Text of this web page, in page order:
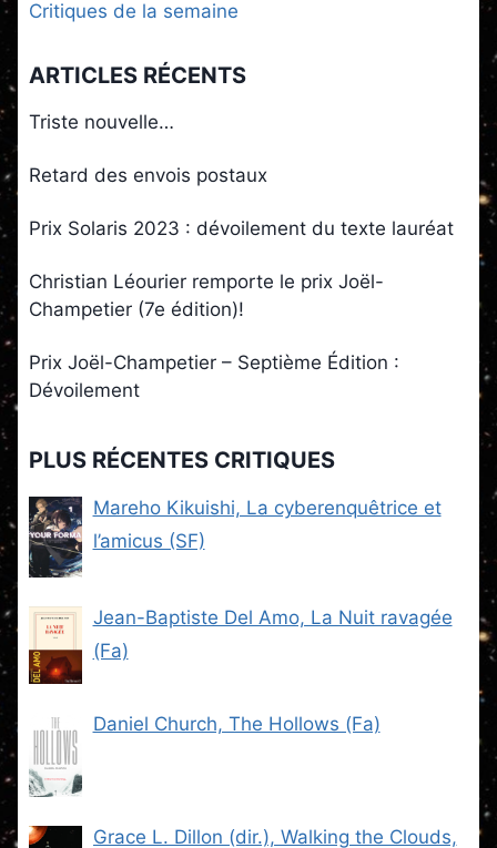
Critiques de la semaine
ARTICLES RÉCENTS
Triste nouvelle…
Retard des envois postaux
Prix Solaris 2023 : dévoilement du texte lauréat
Christian Léourier remporte le prix Joël-
Champetier (7e édition)!
Prix Joël-Champetier – Septième Édition :
Dévoilement
PLUS RÉCENTES CRITIQUES
Mareho Kikuishi, La cyberenquêtrice et
l’amicus (SF)
Jean-Baptiste Del Amo, La Nuit ravagée
(Fa)
Daniel Church, The Hollows (Fa)
Grace L. Dillon (dir.), Walking the Clouds,